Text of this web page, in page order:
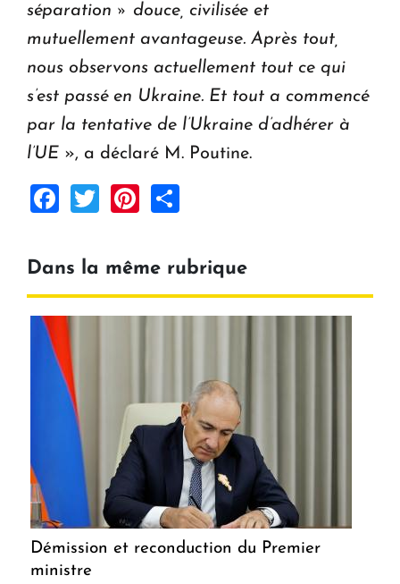
séparation » douce, civilisée et
mutuellement avantageuse. Après tout,
nous observons actuellement tout ce qui
s’est passé en Ukraine. Et tout a commencé
par la tentative de l’Ukraine d’adhérer à
l’UE », a déclaré M. Poutine.
Facebook
TwitterPinterest
Dans la même rubrique
Démission et reconduction du Premier
ministre